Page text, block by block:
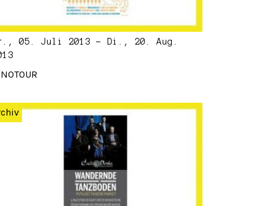
05. Juli 2013 - Di., 20. Aug.